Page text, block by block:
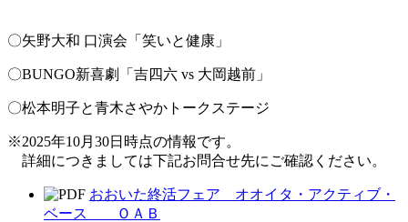
〇矢野大和 口演会「笑いと健康」
〇BUNGO新喜劇「吉四六 vs 大岡越前」
〇松本明子と青木さやかトークステージ
※2025年10月30日時点の情報です。
詳細につきましては下記お問合せ先にご確認ください。
おおいた終活フェア オオイタ・アクティブ・
ベース ＯＡＢ